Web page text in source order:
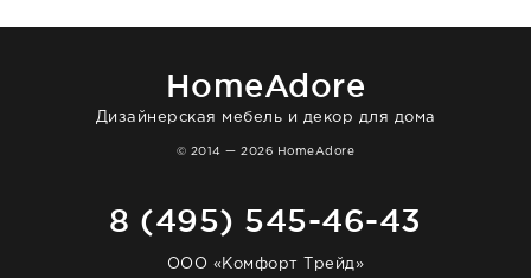
HomeAdore
Дизайнерская мебель и декор для дома
© 2014 — 2026 HomeAdore
8 (495) 545-46-43
ООО «Комфорт Трейд»